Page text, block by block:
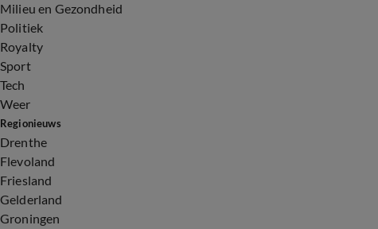
Milieu en Gezondheid
Politiek
Royalty
Sport
Tech
Weer
Regionieuws
Drenthe
Flevoland
Friesland
Gelderland
Groningen